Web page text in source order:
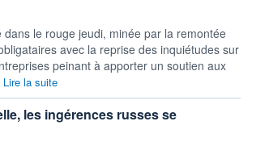
le rouge jeudi, minée par la remontée
avec la reprise des inquiétudes sur
peinant à apporter un soutien aux
Lire la suite
les ingérences russes se